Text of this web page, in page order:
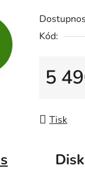
Kód:
5
Tisk